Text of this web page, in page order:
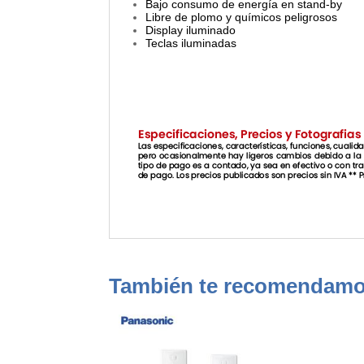
Bajo consumo de energía en stand-by
Libre de plomo y químicos peligrosos
Display iluminado
Teclas iluminadas
También te